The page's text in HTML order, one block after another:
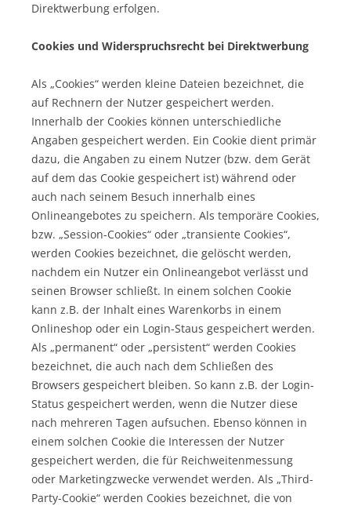
Direktwerbung erfolgen.
Cookies und Widerspruchsrecht bei Direktwerbung
Als „Cookies“ werden kleine Dateien bezeichnet, die
auf Rechnern der Nutzer gespeichert werden.
Innerhalb der Cookies können unterschiedliche
Angaben gespeichert werden. Ein Cookie dient primär
dazu, die Angaben zu einem Nutzer (bzw. dem Gerät
auf dem das Cookie gespeichert ist) während oder
auch nach seinem Besuch innerhalb eines
Onlineangebotes zu speichern. Als temporäre Cookies,
bzw. „Session-Cookies“ oder „transiente Cookies“,
werden Cookies bezeichnet, die gelöscht werden,
nachdem ein Nutzer ein Onlineangebot verlässt und
seinen Browser schließt. In einem solchen Cookie
kann z.B. der Inhalt eines Warenkorbs in einem
Onlineshop oder ein Login-Staus gespeichert werden.
Als „permanent“ oder „persistent“ werden Cookies
bezeichnet, die auch nach dem Schließen des
Browsers gespeichert bleiben. So kann z.B. der Login-
Status gespeichert werden, wenn die Nutzer diese
nach mehreren Tagen aufsuchen. Ebenso können in
einem solchen Cookie die Interessen der Nutzer
gespeichert werden, die für Reichweitenmessung
oder Marketingzwecke verwendet werden. Als „Third-
Party-Cookie“ werden Cookies bezeichnet, die von